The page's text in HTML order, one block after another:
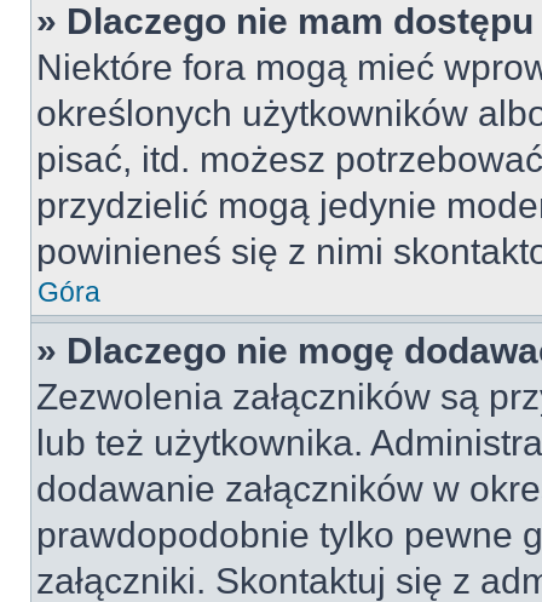
» Dlaczego nie mam
Niektóre fora mogą mieć
określonych użytkowników
pisać, itd. możesz
przydzielić mogą jedynie
powinieneś się z nimi
Góra
» Dlaczego nie mogę
Zezwolenia załączników są
lub też użytkownika.
dodawanie załączników w
prawdopodobnie tylko pewne
załączniki. Skontaktuj się z